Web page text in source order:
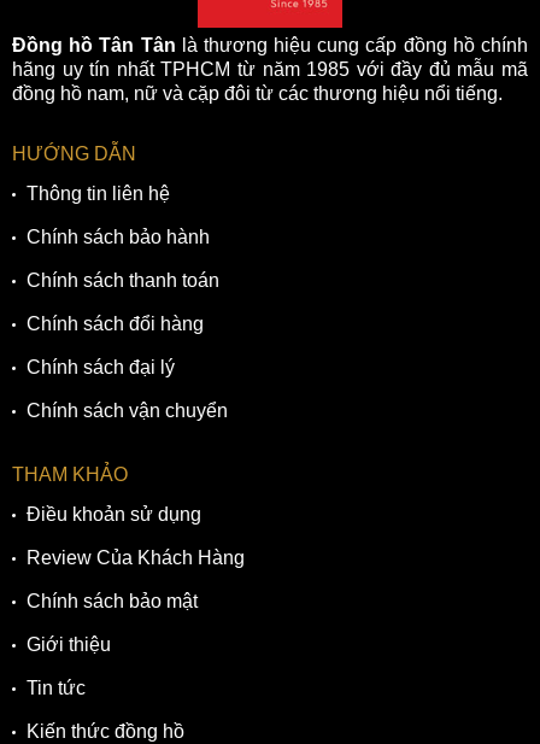
Đồng hồ Tân Tân là thương hiệu cung cấp đồng hồ chính
hãng uy tín nhất TPHCM từ năm 1985 với đầy đủ mẫu mã
đồng hồ nam, nữ và cặp đôi từ các thương hiệu nổi tiếng.
HƯỚNG DẪN
Thông tin liên hệ
Chính sách bảo hành
Chính sách thanh toán
Chính sách đổi hàng
Chính sách đại lý
Chính sách vận chuyển
THAM KHẢO
Điều khoản sử dụng
Review Của Khách Hàng
Chính sách bảo mật
Giới thiệu
Tin tức
Kiến thức đồng hồ